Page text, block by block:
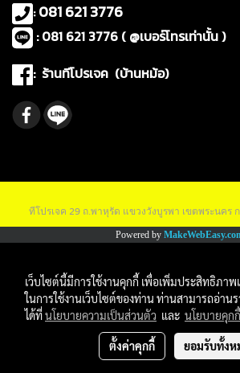
:081 621 3776
: 081 621 3776 ( @เบอร์โทรเท่านั้น )
: ร้านทีโปรเจค (บ้านหม้อ)
ทีโปรเจค 29 ถ.พาหุรัด แขวงวังบูรพา เขตพระนคร
Powered by
เว็บไซต์นี้มีการใช้งานคุกกี้ เพื่อเพิ่มประสิทธิภา
ในการใช้งานเว็บไซต์ของท่าน ท่านสามารถอ่าน
ได้ที่นโยบายความเป็นส่วนตัว และ นโยบายคุกกี้
ตั้งค่าคุกกี้ ยอมรับทั้งห